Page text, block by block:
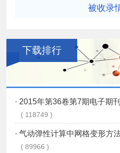
被收录
下载排行